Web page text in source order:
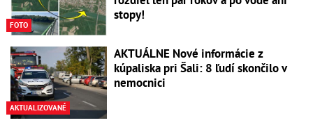
FOTO
stopy!
AKTUALIZOVANÉ
AKTUÁLNE Nové informácie z
kúpaliska pri Šali: 8 ľudí skončilo v
nemocnici